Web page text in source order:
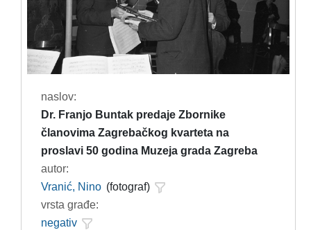
naslov:
Dr. Franjo Buntak predaje Zbornike
članovima Zagrebačkog kvarteta na
proslavi 50 godina Muzeja grada Zagreba
autor:
Vranić, Nino (fotograf)
vrsta građe:
negativ